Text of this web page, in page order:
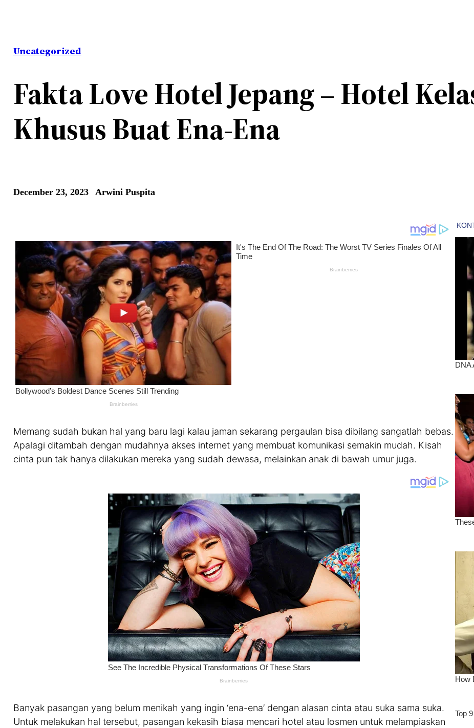
Uncategorized
Fakta Love Hotel Jepang – Hotel
Khusus Buat Ena-Ena
December 23, 2023 Arwini Puspita
Memang sudah bukan hal yang baru lagi kalau jaman sekarang pergaulan bisa dibilang sangatlah bebas.
Apalagi ditambah dengan mudahnya akses internet yang membuat komunikasi semakin mudah. Kisah
cinta pun tak hanya dilakukan mereka yang sudah dewasa, melainkan anak di bawah umur juga.
Banyak pasangan yang belum menikah yang ingin ‘ena-ena’ dengan alasan cinta atau suka sama suka.
Untuk melakukan hal tersebut, pasangan kekasih biasa mencari hotel atau losmen untuk melampiaskan